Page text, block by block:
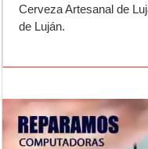
Cerveza Artesanal de
de Luján.